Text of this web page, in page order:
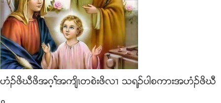
ဟံဥဖိဃီဖိအဂ့ႈအက်ိၚတစဲးဖိလ႕ သရဥပါစကားအဟံဥဖိဃီ